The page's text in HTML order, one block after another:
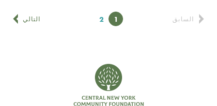
السابق الصفحة1 الصفحة
2 التالي